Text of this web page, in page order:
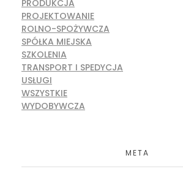
PRODUKCJA
PROJEKTOWANIE
ROLNO-SPOŻYWCZA
SPÓŁKA MIEJSKA
SZKOLENIA
TRANSPORT I SPEDYCJA
USŁUGI
WSZYSTKIE
WYDOBYWCZA
META